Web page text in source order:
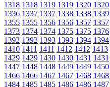
1318 1318 1319 1319 1320 1320
1336 1337 1337 1338 1338 1339
1355 1355 1356 1356 1357 1357
1373 1374 1374 1375 1375 1376
1392 1392 1393 1393 1394 1394
1410 1411 1411 1412 1412 1413
1429 1429 1430 1430 1431 1431
1447 1448 1448 1449 1449 1450
1466 1466 1467 1467 1468 1468
1484 1485 1485 1486 1486 1487